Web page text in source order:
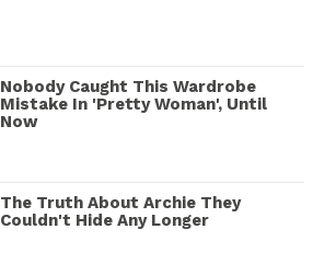
Nobody Caught This Wardrobe
Mistake In 'Pretty Woman', Until
Now
The Truth About Archie They
Couldn't Hide Any Longer